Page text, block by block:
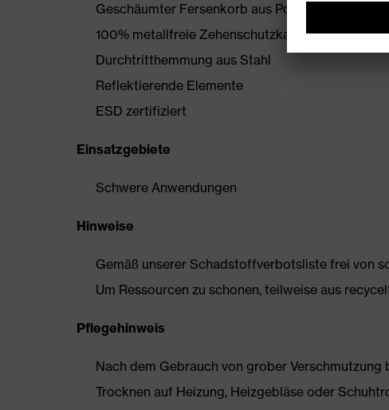
Geschäumter Fersenkorb aus Polyurethan
100% metallfreie Zehenschutzkappe
Durchtritthemmung aus Stahl
Reflektierende Elemente
ESD zertifiziert
Einsatzgebiete
Schwere Anwendungen
Hinweise
Gemäß unserer Schadstoffverbotsliste frei von
Um Ressourcen zu schonen, teilweise aus
Pflegehinweis
Nach dem Gebrauch von grober
Trocknen auf Heizung, Heizgebläse oder